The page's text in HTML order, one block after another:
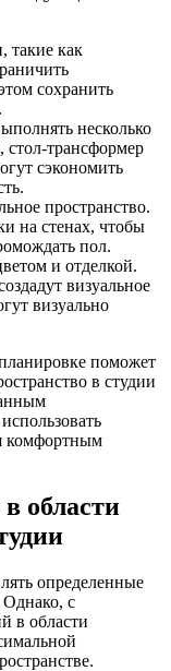
такие как
сохранить
несколько
трансформер
сэкономить
пространство.
на стенах, чтобы
пол.
и отделкой.
визуальное
визуально
поможет
в студии
комфортным
области
определенные
с
в области